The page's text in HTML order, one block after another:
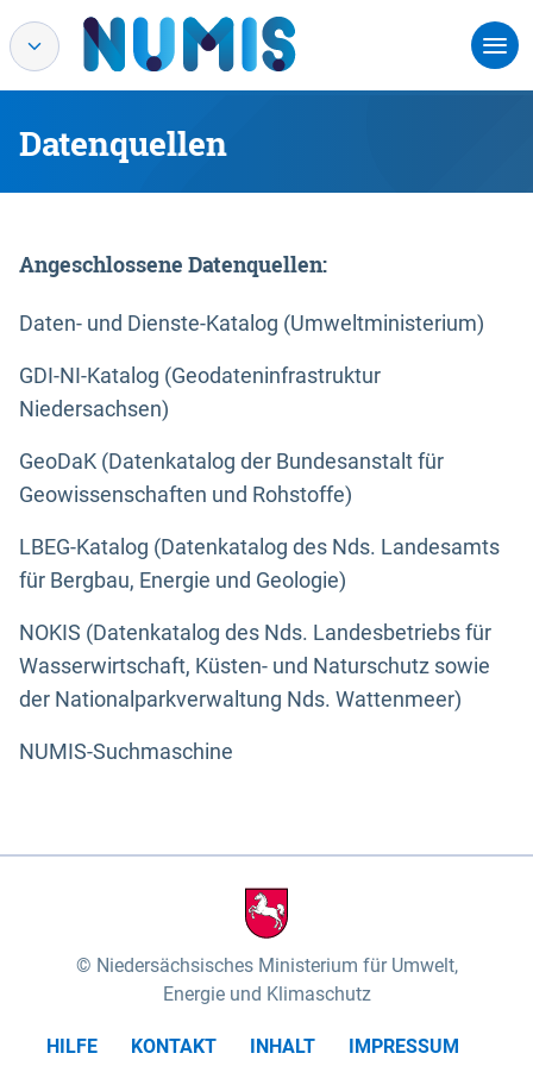
Datenquellen
Angeschlossene Datenquellen:
Daten- und Dienste-Katalog (Umweltministerium)
GDI-NI-Katalog (Geodateninfrastruktur
Niedersachsen)
GeoDaK (Datenkatalog der Bundesanstalt für
Geowissenschaften und Rohstoffe)
LBEG-Katalog (Datenkatalog des Nds. Landesamts
für Bergbau, Energie und Geologie)
NOKIS (Datenkatalog des Nds. Landesbetriebs für
Wasserwirtschaft, Küsten- und Naturschutz sowie
der Nationalparkverwaltung Nds. Wattenmeer)
NUMIS-Suchmaschine
Niedersächsisches Ministerium für Umwelt,
Energie und Klimaschutz
HILFE KONTAKT INHALT
IMPRESSUM